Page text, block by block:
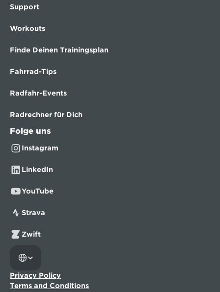
Support
Workouts
Finde Deinen Trainingsplan
Fahrrad-Tips
Radfahr-Events
Radrechner für Dich
Folge uns
Instagram
LinkedIn
YouTube
Strava
Zwift
Privacy Policy
Terms and Conditions